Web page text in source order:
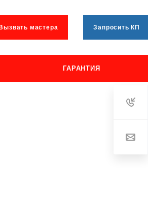
Вызвать мастера Запросить КП
ГАРАНТИЯ